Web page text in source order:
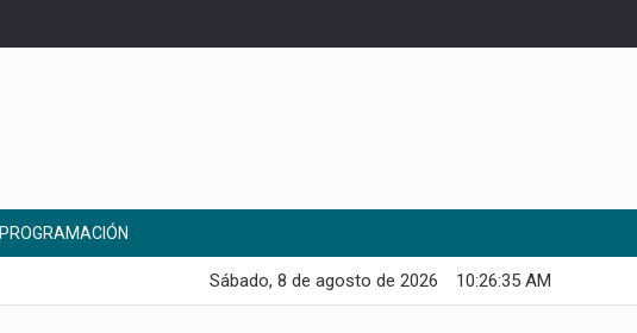
PROGRAMACIÓN
10:26:37 AM
Sábado, 8 de agosto de 2026